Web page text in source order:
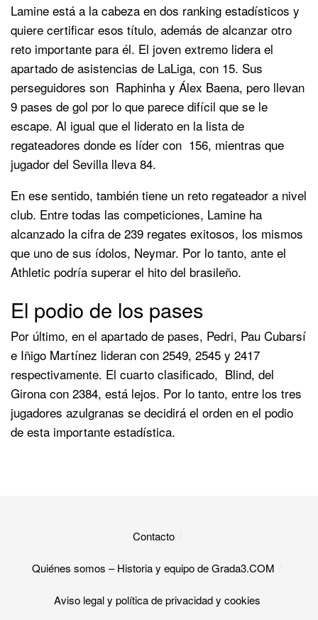
Lamine está a la cabeza en dos ranking estadísticos y
quiere certificar esos título, además de alcanzar otro
reto importante para él. El joven extremo lidera el
apartado de asistencias de LaLiga, con 15. Sus
perseguidores son Raphinha y Álex Baena, pero llevan
9 pases de gol por lo que parece difícil que se le
escape. Al igual que el liderato en la lista de
regateadores donde es líder con 156, mientras que
jugador del Sevilla lleva 84.
En ese sentido, también tiene un reto regateador a nivel
club. Entre todas las competiciones, Lamine ha
alcanzado la cifra de 239 regates exitosos, los mismos
que uno de sus ídolos, Neymar. Por lo tanto, ante el
Athletic podría superar el hito del brasileño.
El podio de los pases
Por último, en el apartado de pases, Pedri, Pau Cubarsí
e Iñigo Martínez lideran con 2549, 2545 y 2417
respectivamente. El cuarto clasificado, Blind, del
Girona con 2384, está lejos. Por lo tanto, entre los tres
jugadores azulgranas se decidirá el orden en el podio
de esta importante estadística.
Contacto
Quiénes somos – Historia y equipo de Grada3.COM
Aviso legal y política de privacidad y cookies​